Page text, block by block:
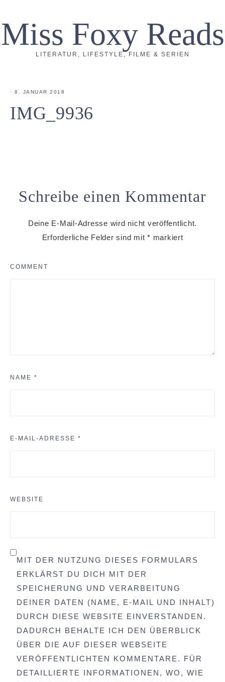
Miss Foxy Reads
LITERATUR, LIFESTYLE, FILME & SERIEN
· 8. JANUAR 2018
IMG_9936
Schreibe einen Kommentar
Deine E-Mail-Adresse wird nicht veröffentlicht.
Erforderliche Felder sind mit * markiert
COMMENT
NAME *
E-MAIL-ADRESSE *
WEBSITE
MIT DER NUTZUNG DIESES FORMULARS
ERKLÄRST DU DICH MIT DER
SPEICHERUNG UND VERARBEITUNG
DEINER DATEN (NAME, E-MAIL UND INHALT)
DURCH DIESE WEBSITE EINVERSTANDEN.
DADURCH BEHALTE ICH DEN ÜBERBLICK
ÜBER DIE AUF DIESER WEBSEITE
VERÖFFENTLICHTEN KOMMENTARE. FÜR
DETAILLIERTE INFORMATIONEN, WO, WIE